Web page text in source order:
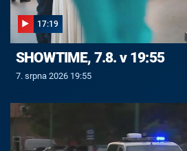
17:19
SHOWTIME, 7.8. v 19:55
7. srpna 2026 19:55